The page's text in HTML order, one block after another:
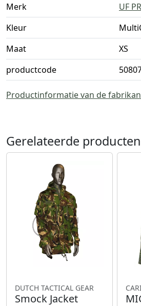
Merk
UF
Kleur
Maat
XS
productcode
Productinformatie van de
Gerelateerde producten
DUTCH TACTICAL GEAR
Smock Jacket